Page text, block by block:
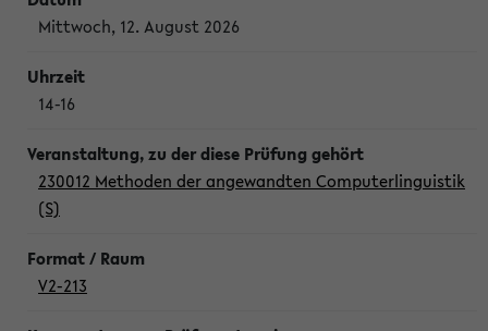
Mittwoch, 12. August 2026
14-16
230012 Methoden der angewandten Computerlinguistik
(S)
V2-213